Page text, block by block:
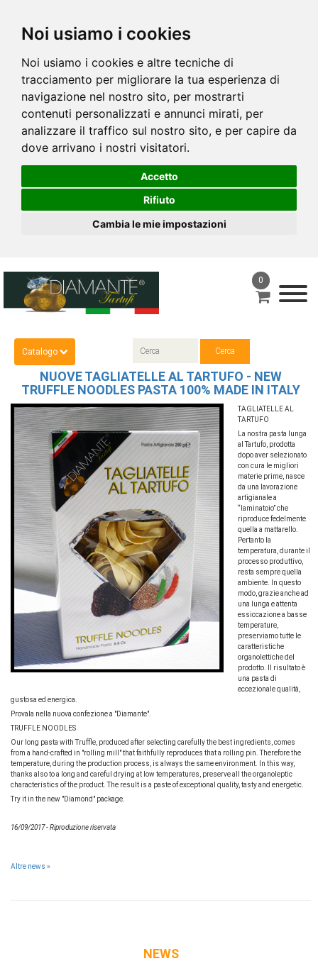
Noi usiamo i cookies
Noi usiamo i cookies e altre tecniche di
tracciamento per migliorare la tua esperienza di
navigazione nel nostro sito, per mostrarti
contenuti personalizzati e annunci mirati, per
analizzare il traffico sul nostro sito, e per capire da
dove arrivano i nostri visitatori.
Accetto
Rifiuto
Cambia le mie impostazioni
0
Catalogo
NUOVE TAGLIATELLE AL TARTUFO - NEW
TRUFFLE NOODLES PASTA 100% MADE IN ITALY
TAGLIATELLE AL
TARTUFO
La nostra pasta lunga
al Tartufo, prodotta
dopo aver selezionato
con cura le migliori
materie prime, nasce
da una lavorazione
artigianale a
“laminatoio” che
riproduce fedelmente
quella a mattarello.
Pertanto la
temperatura, durante il
processo produttivo,
resta sempre quella
ambiente. In questo
modo, grazie anche ad
una lunga e attenta
essiccazione a basse
temperature,
preserviamo tutte le
caratteristiche
organolettiche del
prodotto. Il risultato è
una pasta di
eccezionale qualità,
gustosa ed energica.
Provala nella nuova confezione a "Diamante".
TRUFFLE NOODLES
Our long pasta with Truffle, produced after selecting carefully the best ingredients, comes
from a hand-crafted in "rolling mill" that faithfully reproduces that a rolling pin. Therefore the
temperature, during the production process, is always the same environment. In this way,
thanks also to a long and careful drying at low temperatures, preserve all the organoleptic
characteristics of the product. The result is a paste of exceptional quality, tasty and energetic.
Try it in the new "Diamond" package.
16/09/2017 - Riproduzione riservata
Altre news »
NEWS